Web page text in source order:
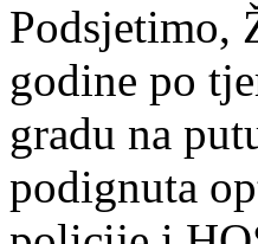
Podsjetimo,
godine po
gradu na
podignuta